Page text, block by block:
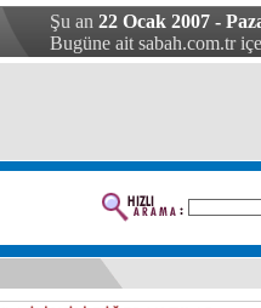
Şu an 22 Ocak 2007 -
Bugüne ait sabah.com.tr